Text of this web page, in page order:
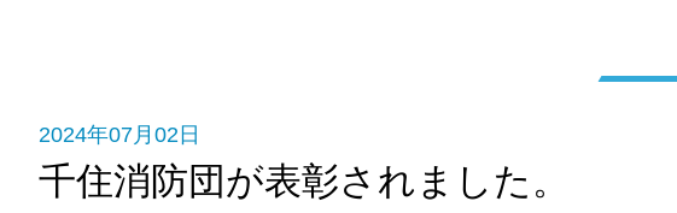
2024年07月02日
千住消防団が表彰されました。